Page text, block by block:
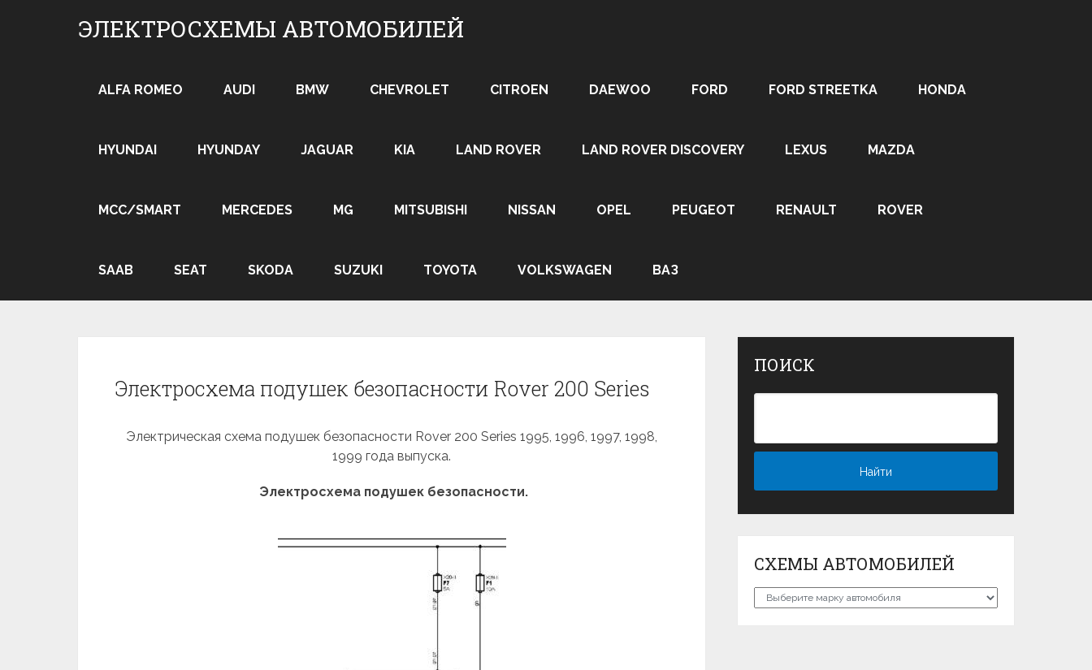
ЭЛЕКТРОСХЕМЫ АВТОМОБИЛЕЙ
ALFA ROMEO AUDI BMW CHEVROLET CITROEN DAEWOO FORD FORD STREETKA HONDA
HYUNDAI HYUNDAY JAGUAR KIA LAND ROVER LAND ROVER DISCOVERY LEXUS MAZDA
MCC/SMART MERCEDES MG MITSUBISHI NISSAN OPEL PEUGEOT RENAULT ROVER
SAAB SEAT SKODA SUZUKI TOYOTA VOLKSWAGEN ВАЗ
Электросхема подушек безопасности Rover 200 Series
Электрическая схема подушек безопасности Rover 200 Series 1995, 1996, 1997, 1998,
1999 года выпуска.
Электросхема подушек безопасности.
ПОИСК
СХЕМЫ АВТОМОБИЛЕЙ
Схемы